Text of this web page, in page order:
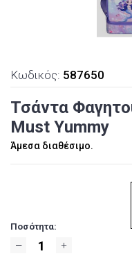
Κωδικός: 587650
Τσάντα
Must Yummy
Άμεσα διαθέσιμο.
Ποσότητα: